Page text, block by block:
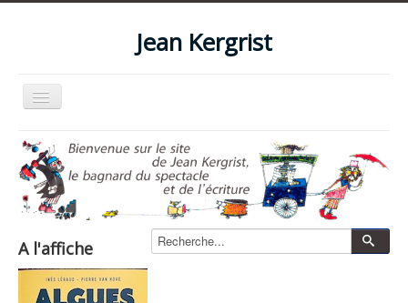
Jean Kergrist
Basculer
la
Accueil
Qui suis-je ?
Le blog
Les spectacles
Les films et vidéos
A l'affiche